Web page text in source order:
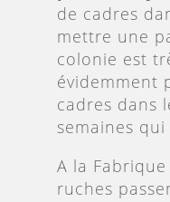
de cadres
mettre une
colonie est
évidemment
cadres dans
semaines
A la
ruches